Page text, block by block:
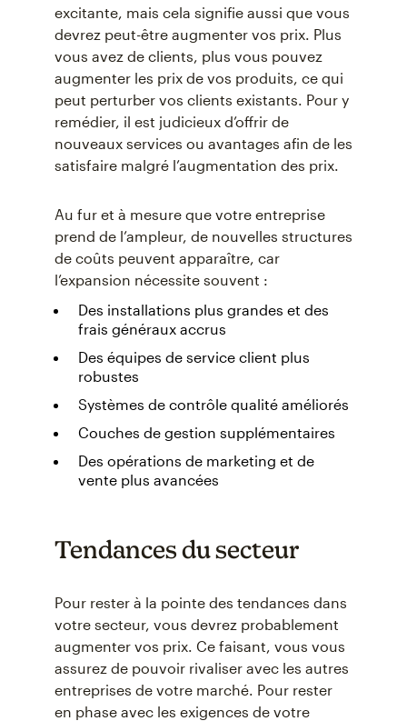
excitante, mais cela signifie aussi que vous
devrez peut-être augmenter vos prix. Plus
vous avez de clients, plus vous pouvez
augmenter les prix de vos produits, ce qui
peut perturber vos clients existants. Pour y
remédier, il est judicieux d’offrir de
nouveaux services ou avantages afin de les
satisfaire malgré l’augmentation des prix.
Au fur et à mesure que votre entreprise
prend de l’ampleur, de nouvelles structures
de coûts peuvent apparaître, car
l’expansion nécessite souvent :
Des installations plus grandes et des
frais généraux accrus
Des équipes de service client plus
robustes
Systèmes de contrôle qualité améliorés
Couches de gestion supplémentaires
Des opérations de marketing et de
vente plus avancées
Tendances du secteur
Pour rester à la pointe des tendances dans
votre secteur, vous devrez probablement
augmenter vos prix. Ce faisant, vous vous
assurez de pouvoir rivaliser avec les autres
entreprises de votre marché. Pour rester
en phase avec les exigences de votre